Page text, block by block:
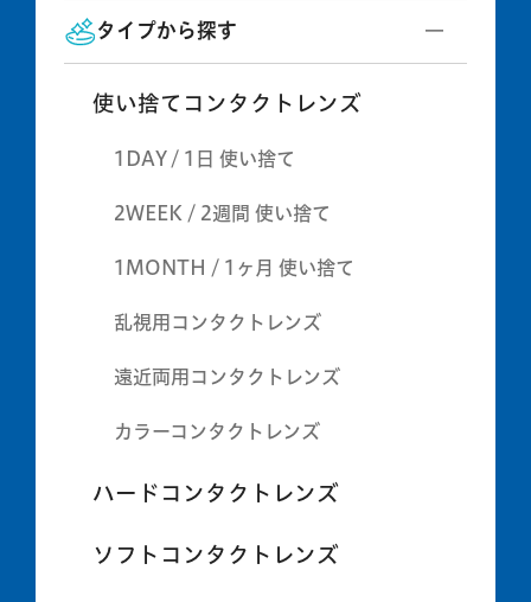
タイプから探す
使い捨てコンタクトレンズ
1DAY / 1日 使い捨て
2WEEK / 2週間 使い捨て
1MONTH / 1ヶ月 使い捨て
乱視用コンタクトレンズ
遠近両用コンタクトレンズ
カラーコンタクトレンズ
ハードコンタクトレンズ
ソフトコンタクトレンズ